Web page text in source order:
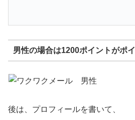
男性の場合は1200ポイントがポ
後は、プロフィールを書いて、